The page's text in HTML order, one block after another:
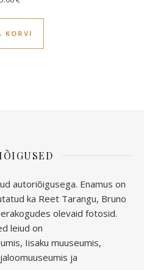
KORVI
autoriõigusega. Enamus on
ka Reet Tarangu, Bruno
olevaid fotosid.
leiud on
Iisaku muuseumis,
ja